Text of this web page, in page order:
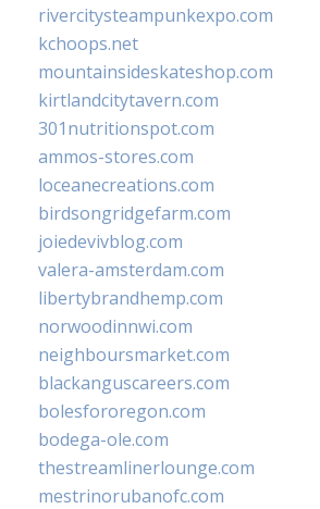
rivercitysteampunkexpo.com
kchoops.net
mountainsideskateshop.com
kirtlandcitytavern.com
301nutritionspot.com
ammos-stores.com
loceanecreations.com
birdsongridgefarm.com
joiedevivblog.com
valera-amsterdam.com
libertybrandhemp.com
norwoodinnwi.com
neighboursmarket.com
blackanguscareers.com
bolesfororegon.com
bodega-ole.com
thestreamlinerlounge.com
mestrinorubanofc.com